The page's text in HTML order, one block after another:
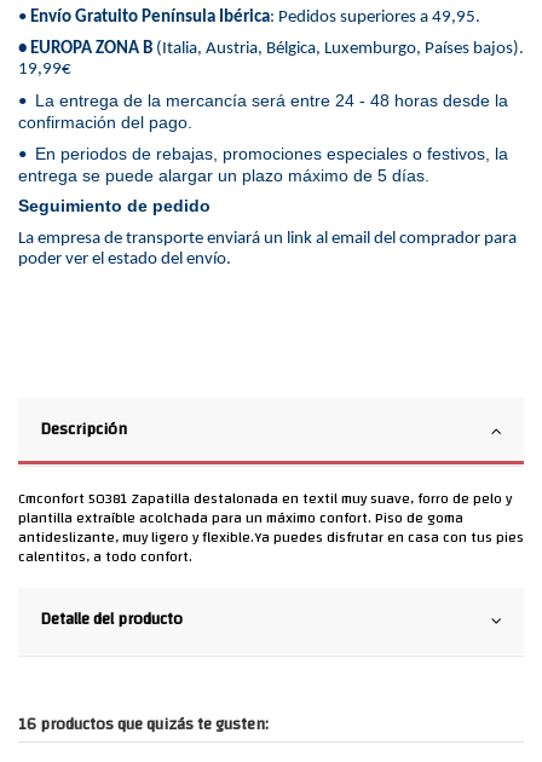
• Envío Gratuito Península Ibérica: Pedidos superiores a 49,95.
• EUROPA ZONA B (Italia, Austria, Bélgica, Luxemburgo, Países bajos).
19,99€
• La entrega de la mercancía será entre 24 - 48 horas desde la
confirmación del pago.
• En periodos de rebajas, promociones especiales o festivos, la
entrega se puede alargar un plazo máximo de 5 días.
Seguimiento de pedido
La empresa de transporte enviará un link al email del comprador para
poder ver el estado del envío.
Descripción
Cmconfort 50381 Zapatilla destalonada en textil muy suave, forro de pelo y
plantilla extraíble acolchada para un máximo confort. Piso de goma
antideslizante, muy ligero y flexible.Ya puedes disfrutar en casa con tus pies
calentitos, a todo confort.
Detalle del producto
16 productos que quizás te gusten: